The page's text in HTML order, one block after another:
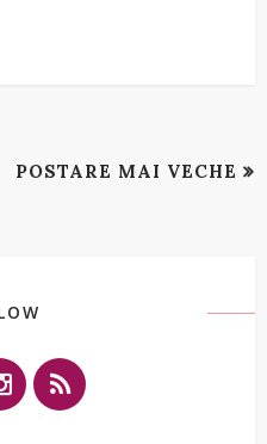
POSTARE MAI VECHE